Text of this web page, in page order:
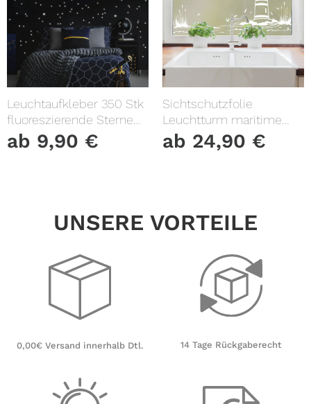
Leuchtaufkleber 350 Stk
fluoreszierende Sterne
und Punkte leuchten im
Dunklen Kinderzimmer
ab 9,90 €
Sichtschutzfolie
Leuchtturm maritime
Fensterfolie Fensterdeko
Milchglasfolie
ab 24,90 €
UNSERE VORTEILE
0,00€ Versand innerhalb Dtl. 14 Tage Rückgaberecht